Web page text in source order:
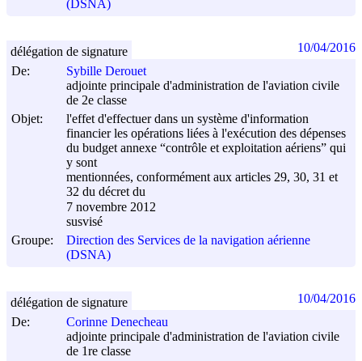
(DSNA)
De:
Sybille Derouet
adjointe principale d'administration de l'aviation civile
de 2e classe
Objet:
l'effet d'effectuer dans un système d'information
financier les opérations liées à l'exécution des dépenses
du budget annexe “contrôle et exploitation aériens” qui
y sont
mentionnées, conformément aux articles 29, 30, 31 et
32 du décret du
7 novembre 2012
susvisé
Groupe:
Direction des Services de la navigation aérienne
(DSNA)
délégation de signature 10/04/2016
De:
Corinne Denecheau
adjointe principale d'administration de l'aviation civile
de 1re classe
délégation de signature 10/04/2016